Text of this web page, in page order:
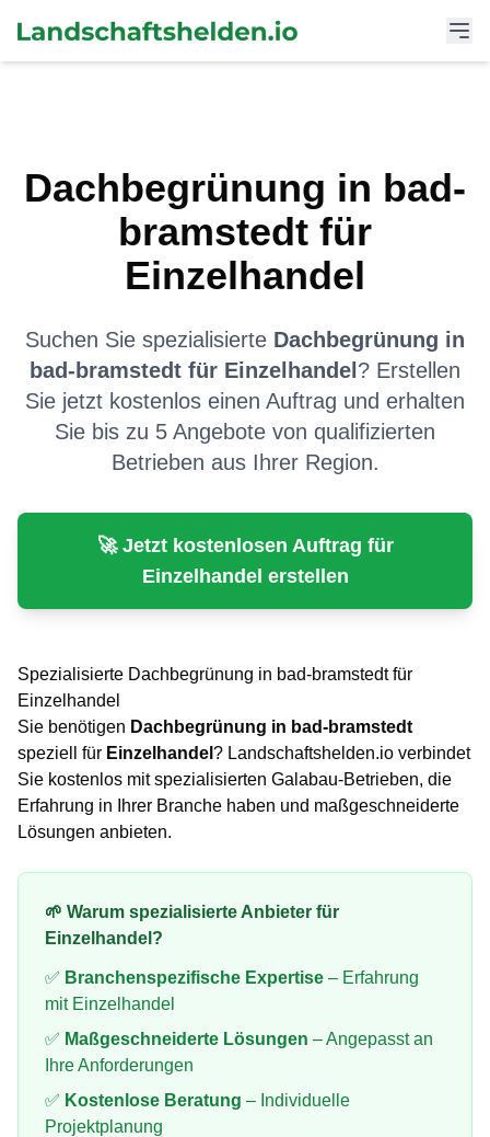
Dachbegrünung in bad-
bramstedt für
Einzelhandel
Suchen Sie spezialisierte Dachbegrünung in
bad-bramstedt für Einzelhandel ? Erstellen
Sie jetzt kostenlos einen Auftrag und erhalten
Sie bis zu 5 Angebote von qualifizierten
Betrieben aus Ihrer Region.
🚀 Jetzt kostenlosen Auftrag für
Einzelhandel erstellen
Spezialisierte Dachbegrünung in bad-bramstedtfür
Einzelhandel
Sie benötigen Dachbegrünung in bad-bramstedt
speziell für Einzelhandel ? Landschaftshelden.io verbindet
Sie kostenlos mit spezialisierten Galabau-Betrieben, die
Erfahrung in Ihrer Branche haben und maßgeschneiderte
Lösungen anbieten.
🌱 Warum spezialisierte Anbieter für
Einzelhandel ?
✅ Branchenspezifische Expertise – Erfahrung
mit Einzelhandel
✅ Maßgeschneiderte Lösungen – Angepasst an
Ihre Anforderungen
✅ Kostenlose Beratung – Individuelle
Projektplanung